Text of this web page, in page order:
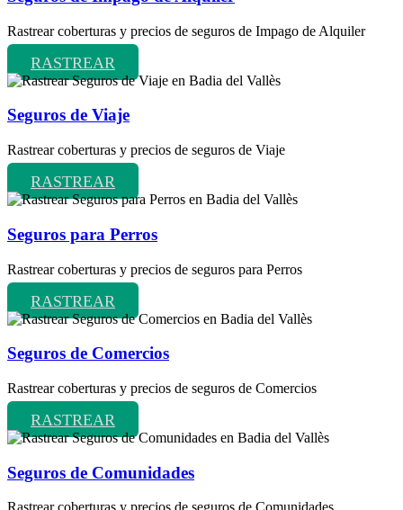
Rastrear coberturas y precios de seguros de Impago de Alquiler
RASTREAR
Seguros de Viaje
Rastrear coberturas y precios de seguros de Viaje
RASTREAR
Seguros para Perros
Rastrear coberturas y precios de seguros para Perros
RASTREAR
Seguros de Comercios
Rastrear coberturas y precios de seguros de Comercios
RASTREAR
Seguros de Comunidades